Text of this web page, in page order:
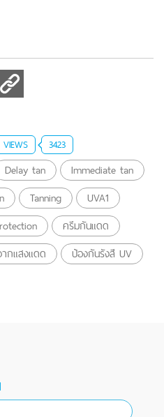
VIEWS 3423
Delay tan
Immediate tan
Tanning
UVA1
ครีมกันแดด
กแสงแดด
ป้องกันรังสี UV